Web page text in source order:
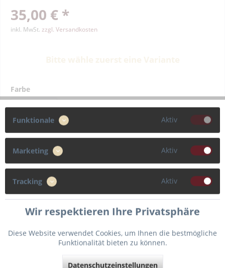
35,00 € *
inkl. MwSt. zzgl. Versandkosten
Farbe
Größe
In den Warenkorb
Fragen zum Artikel?
PANSW1375-Navy-Stripe-38
Funktionale Aktiv
Marketing Aktiv
Tracking Aktiv
Wir respektieren Ihre Privatsphäre
Diese Website verwendet Cookies, um Ihnen die bestmögliche
Funktionalität bieten zu können.
Datenschutzeinstellungen